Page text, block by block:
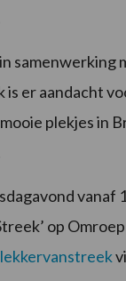
is er aandacht
plekjes in
op